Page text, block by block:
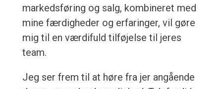
markedsføring og salg, kombineret med
mine færdigheder og erfaringer, vil gøre
mig til en værdifuld tilføjelse til jeres
team.
Jeg ser frem til at høre fra jer angående